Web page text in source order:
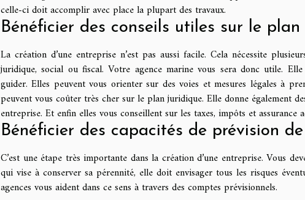
celle-ci doit accomplir avec place la plupart des travaux.
Bénéficier des conseils utiles sur le
La création d’une entreprise n’est pas aussi facile. Cela nécessite
juridique, social ou fiscal. Votre agence marine vous sera donc utile.
guider. Elles peuvent vous orienter sur des voies et mesures légales à
peuvent vous coûter très cher sur le plan juridique. Elle donne également
entreprise. Et enfin elles vous conseillent sur les taxes, impôts et assurance
Bénéficier des capacités de prévision de
C’est une étape très importante dans la création d’une entreprise. Vous
qui vise à conserver sa pérennité, elle doit envisager tous les risques
agences vous aident dans ce sens à travers des comptes prévisionnels.